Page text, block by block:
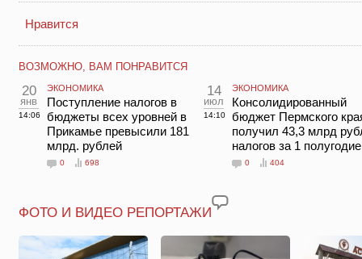
Нравится
ВОЗМОЖНО, ВАМ ПОНРАВИТСЯ
20
янв
14:06
ЭКОНОМИКА
Поступление налогов в
бюджеты всех уровней в
Прикамье превысили 181
млрд. рублей
0 698
14
июл
14:10
ЭКОНОМИКА
Консолидированный
бюджет Пермского
получил 43,3 млрд
налогов за 1 полугодие
0 404
ФОТО И ВИДЕО РЕПОРТАЖИ